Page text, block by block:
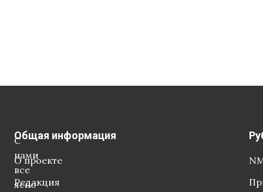
С
нами
все
ясно
Общая информация
О проекте
Редакция